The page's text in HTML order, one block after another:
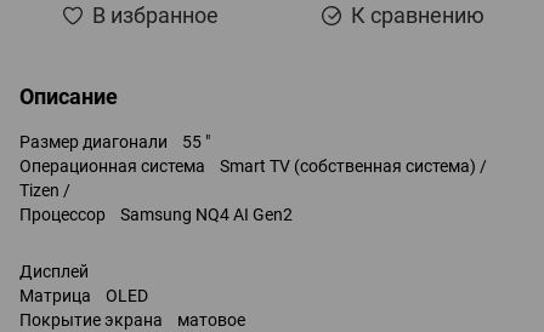
В избранное К сравнению
Описание
Размер диагонали 55 "
Операционная система Smart TV (собственная система) /
Tizen /
Процессор Samsung NQ4 AI Gen2
Дисплей
Матрица OLED
Покрытие экрана матовое